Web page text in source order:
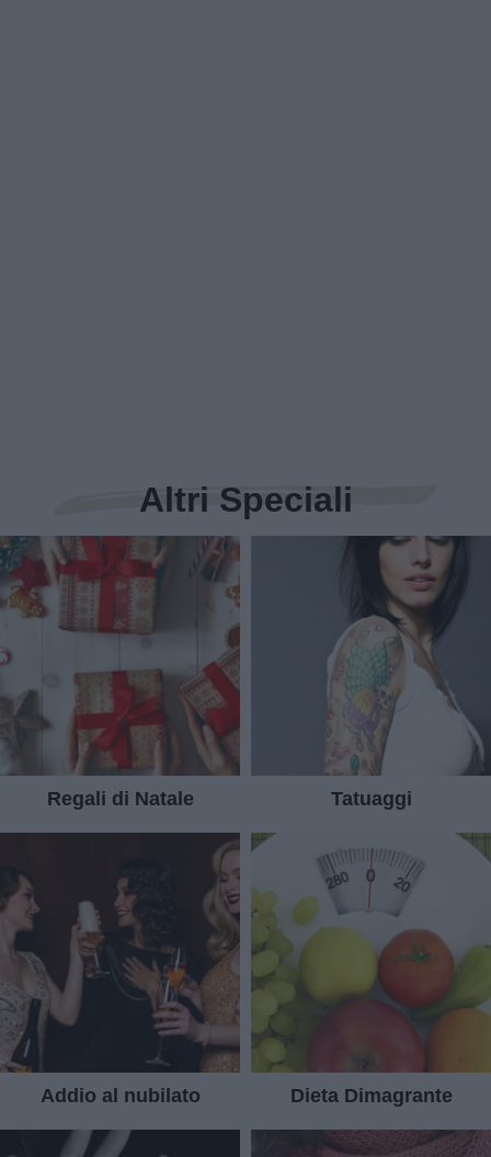
Altri Speciali
Regali di Natale Tatuaggi
Addio al nubilato Dieta Dimagrante